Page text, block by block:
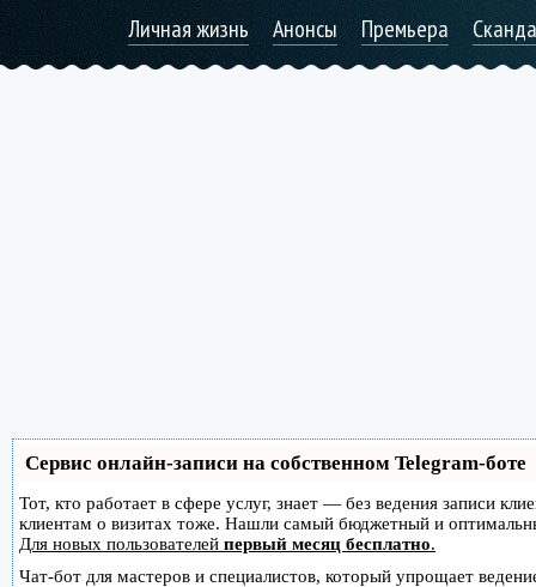
Личная жизнь Анонсы Премьера
Сервис онлайн-записи на собственном Telegram-боте
Тот, кто работает в сфере услуг, знает — без ведения записи
клиентам о визитах тоже. Нашли самый бюджетный и
Для новых пользователей первый месяц бесплатно.
Чат-бот для мастеров и специалистов, который упрощает